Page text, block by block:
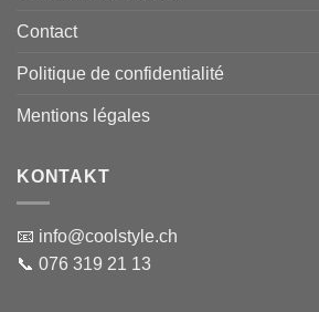
Contact
Politique de confidentialité
Mentions légales
KONTAKT
📧 info@coolstyle.ch
📞 076 319 21 13